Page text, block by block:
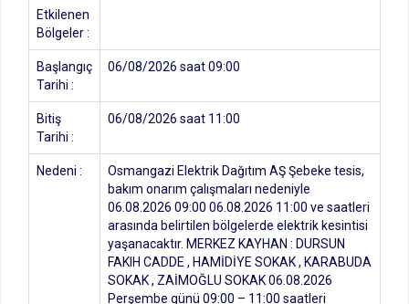
Etkilenen
Bölgeler :
Başlangıç
Tarihi :
06/08/2026 saat 09:00
Bitiş
Tarihi :
06/08/2026 saat 11:00
Nedeni :
Osmangazi Elektrik Dağıtım AŞ Şebeke tesis,
bakım onarım çalışmaları nedeniyle
06.08.2026 09:00 06.08.2026 11:00 ve saatleri
arasında belirtilen bölgelerde elektrik kesintisi
yaşanacaktır. MERKEZ KAYHAN : DURSUN
FAKIH CADDE , HAMİDİYE SOKAK , KARABUDA
SOKAK , ZAİMOĞLU SOKAK 06.08.2026
Perşembe günü 09:00 – 11:00 saatleri